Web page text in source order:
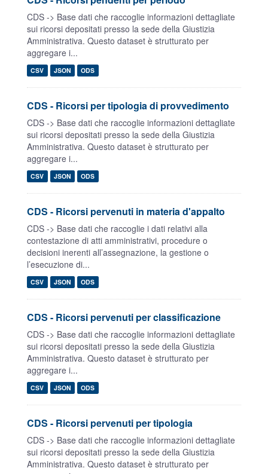
CDS -> Base dati che raccoglie informazioni dettagliate
sui ricorsi depositati presso la sede della Giustizia
Amministrativa. Questo dataset è strutturato per
aggregare i...
CSV JSON ODS
CDS - Ricorsi per tipologia di provvedimento
CDS -> Base dati che raccoglie informazioni dettagliate
sui ricorsi depositati presso la sede della Giustizia
Amministrativa. Questo dataset è strutturato per
aggregare i...
CSV JSON ODS
CDS - Ricorsi pervenuti in materia d'appalto
CDS -> Base dati che raccoglie i dati relativi alla
contestazione di atti amministrativi, procedure o
decisioni inerenti all’assegnazione, la gestione o
l’esecuzione di...
CSV JSON ODS
CDS - Ricorsi pervenuti per classificazione
CDS -> Base dati che raccoglie informazioni dettagliate
sui ricorsi depositati presso la sede della Giustizia
Amministrativa. Questo dataset è strutturato per
aggregare i...
CSV JSON ODS
CDS - Ricorsi pervenuti per tipologia
CDS -> Base dati che raccoglie informazioni dettagliate
sui ricorsi depositati presso la sede della Giustizia
Amministrativa. Questo dataset è strutturato per